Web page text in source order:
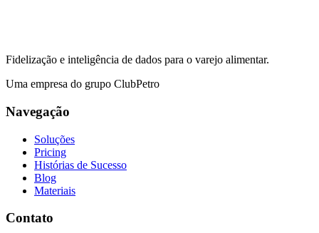
Fidelização e inteligência de dados para o varejo alimentar.
Uma empresa do grupo ClubPetro
Navegação
Soluções
Pricing
Histórias de Sucesso
Blog
Materiais
Contato